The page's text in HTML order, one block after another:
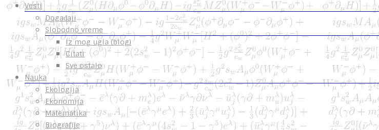
Vesti
Događaji
Slobodno vreme
Iz mog ugla (blog)
Citati
Sve ostalo
Nauka
Ekologija
Ekonomija
Matematika
Biografije